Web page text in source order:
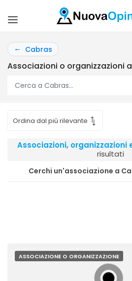
Cabras
Associazioni o organizzazioni
Associazioni, organizzazioni
risultati
Cerchi un'associazione a
ASSOCIAZIONE O ORGANIZZAZIONE